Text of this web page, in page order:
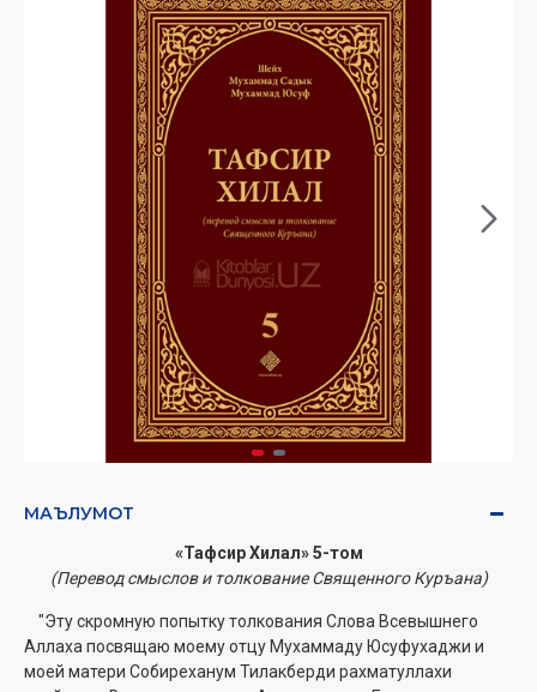
МАЪЛУМОТ
«Тафсир Хилал» 5-том
(Перевод смыслов и толкование Священного Куръана)
"Эту скромную попытку толкования Слова Всевышнего
Аллаха посвящаю моему отцу Мухаммаду Юсуфухаджи и
моей матери Собиреханум Тилакберди рахматуллахи